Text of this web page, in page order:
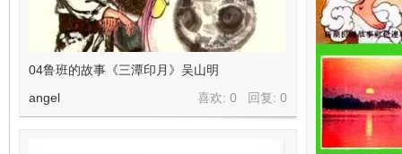
04鲁班的故事《三潭印月》吴山明
喜欢: 0 回复: 0
angel